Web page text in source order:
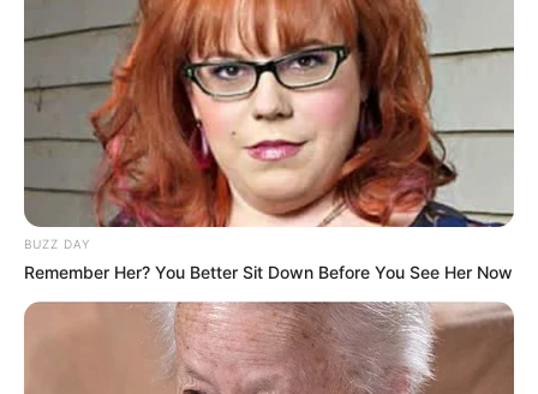
BUZZ DAY
Remember Her? You Better Sit Down Before You See Her Now